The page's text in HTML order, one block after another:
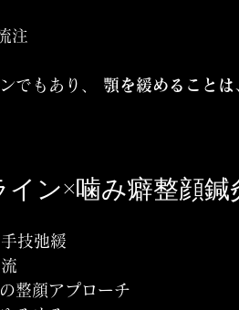
注
でもあり、 顎を緩めること
ン×噛み癖整顔鍼
技弛緩
整顔アプローチ